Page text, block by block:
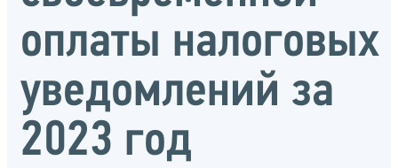
оплаты налоговых
уведомлений за
2023 год